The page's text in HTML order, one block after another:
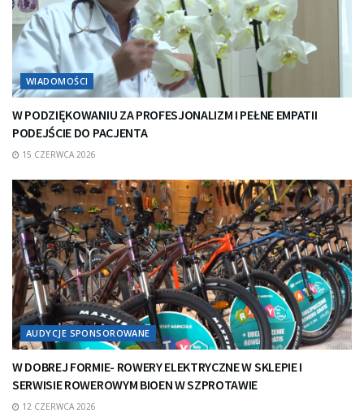
WIADOMOŚCI
W PODZIĘKOWANIU ZA PROFESJONALIZM I PEŁNE EMPATII
PODEJŚCIE DO PACJENTA
15 CZERWCA 2026
AUDYCJE SPONSOROWANE
W DOBREJ FORMIE- ROWERY ELEKTRYCZNE W SKLEPIE I
SERWISIE ROWEROWYM BIOEN W SZPROTAWIE
12 CZERWCA 2026